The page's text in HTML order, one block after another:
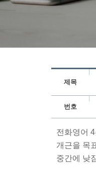
제목
번호
전화영어
개근을 목
중간에 낮